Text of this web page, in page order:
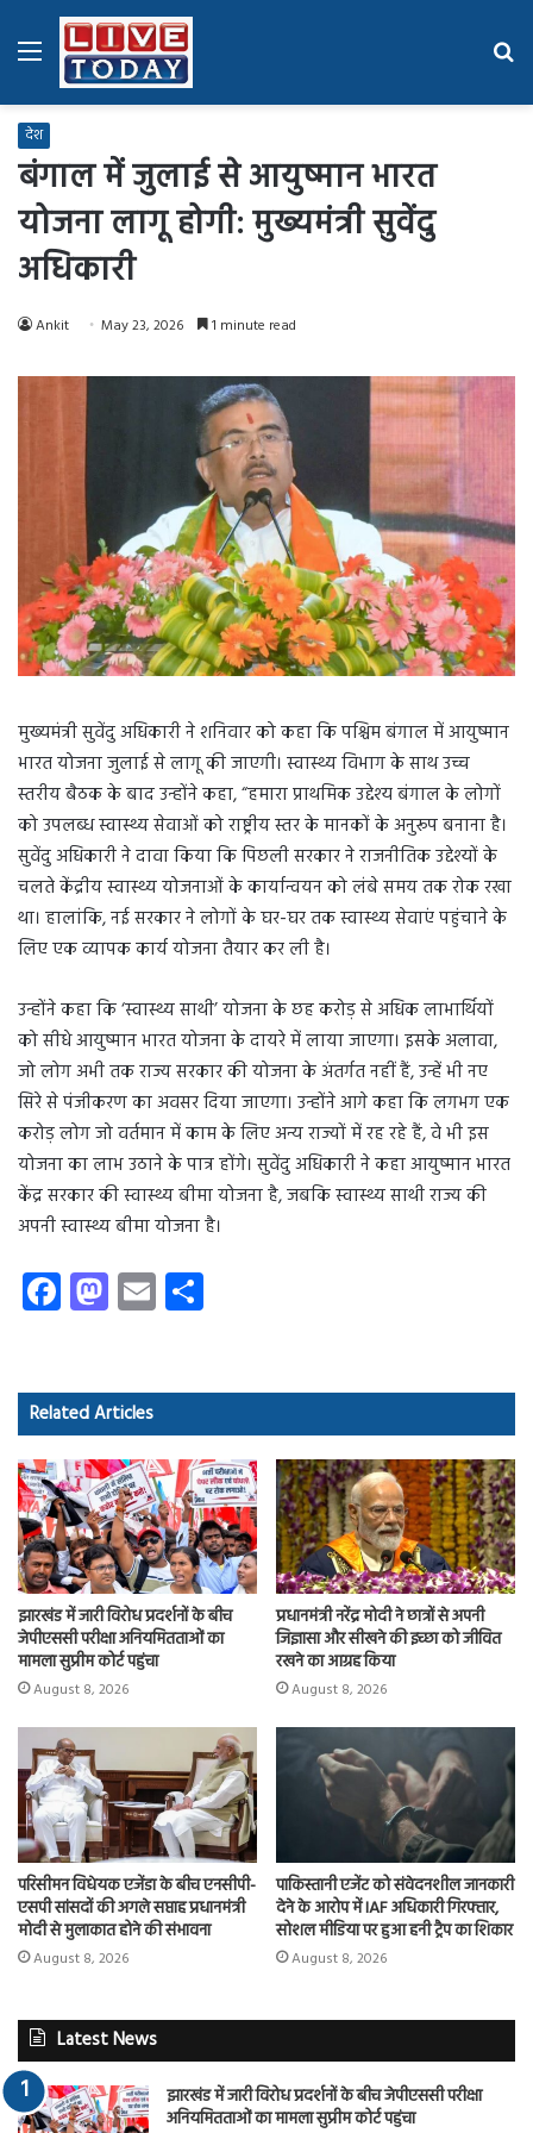
Menu
देश
बंगाल में जुलाई से आयुष्मान भारत
योजना लागू होगी: मुख्यमंत्री सुवेंदु
अधिकारी
Ankit May 23, 2026 1 minute read
मुख्यमंत्री सुवेंदु अधिकारी ने शनिवार को कहा कि पश्चिम बंगाल में आयुष्मान
भारत योजना जुलाई से लागू की जाएगी। स्वास्थ्य विभाग के साथ उच्च
स्तरीय बैठक के बाद उन्होंने कहा, “हमारा प्राथमिक उद्देश्य बंगाल के लोगों
को उपलब्ध स्वास्थ्य सेवाओं को राष्ट्रीय स्तर के मानकों के अनुरूप बनाना है।
सुवेंदु अधिकारी ने दावा किया कि पिछली सरकार ने राजनीतिक उद्देश्यों के
चलते केंद्रीय स्वास्थ्य योजनाओं के कार्यान्वयन को लंबे समय तक रोक रखा
था। हालांकि, नई सरकार ने लोगों के घर-घर तक स्वास्थ्य सेवाएं पहुंचाने के
लिए एक व्यापक कार्य योजना तैयार कर ली है।
उन्होंने कहा कि ‘स्वास्थ्य साथी’ योजना के छह करोड़ से अधिक लाभार्थियों
को सीधे आयुष्मान भारत योजना के दायरे में लाया जाएगा। इसके अलावा,
जो लोग अभी तक राज्य सरकार की योजना के अंतर्गत नहीं हैं, उन्हें भी नए
सिरे से पंजीकरण का अवसर दिया जाएगा। उन्होंने आगे कहा कि लगभग एक
करोड़ लोग जो वर्तमान में काम के लिए अन्य राज्यों में रह रहे हैं, वे भी इस
योजना का लाभ उठाने के पात्र होंगे। सुवेंदु अधिकारी ने कहा आयुष्मान भारत
केंद्र सरकार की स्वास्थ्य बीमा योजना है, जबकि स्वास्थ्य साथी राज्य की
अपनी स्वास्थ्य बीमा योजना है।
Fa
ce
o
ok
M
as
d
o
n
E
m
Related Articles
झारखंड में जारी विरोध प्रदर्शनों के बीच
जेपीएससी परीक्षा अनियमितताओं का
मामला सुप्रीम कोर्ट पहुंचा
August 8, 2026
प्रधानमंत्री नरेंद्र मोदी ने छात्रों से अपनी
जिज्ञासा और सीखने की इच्छा को जीवित
रखने का आग्रह किया
August 8, 2026
परिसीमन विधेयक एजेंडा के बीच एनसीपी-
एसपी सांसदों की अगले सप्ताह प्रधानमंत्री
मोदी से मुलाकात होने की संभावना
August 8, 2026
पाकिस्तानी एजेंट को संवेदनशील जानकारी
देने के आरोप में IAF अधिकारी गिरफ्तार,
सोशल मीडिया पर हुआ हनी ट्रैप का शिकार
August 8, 2026
Latest News
झारखंड में जारी विरोध प्रदर्शनों के बीच जेपीएससी परीक्षा
अनियमितताओं का मामला सुप्रीम कोर्ट पहुंचा